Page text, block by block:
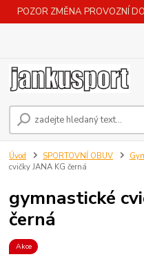
POZOR ZMĚNA PROVOZNÍ
Úvod SPORTOVNÍ OBUV
cvičky JANA KG černá
gymnastické
černá
Akce